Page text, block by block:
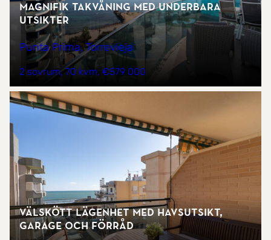
Magnifik takvåning med underbara
utsikter
Punta Prima, Torrevieja
2 sovrum 70 kvm €579 000
Välskött lägenhet med havsutsikt,
garage och förråd